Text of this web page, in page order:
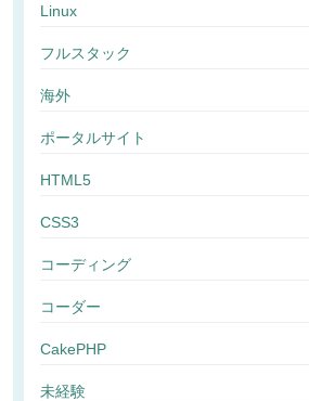
Linux
フルスタック
海外
ポータルサイト
HTML5
CSS3
コーディング
コーダー
CakePHP
未経験